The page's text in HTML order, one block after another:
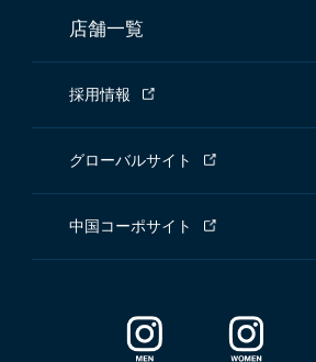
店舗一覧
採用情報
グローバルサイト
中国コーポサイト